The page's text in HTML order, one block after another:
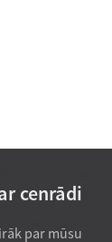
cenrādi
par mūsu
2026. gada 21. jūlijs